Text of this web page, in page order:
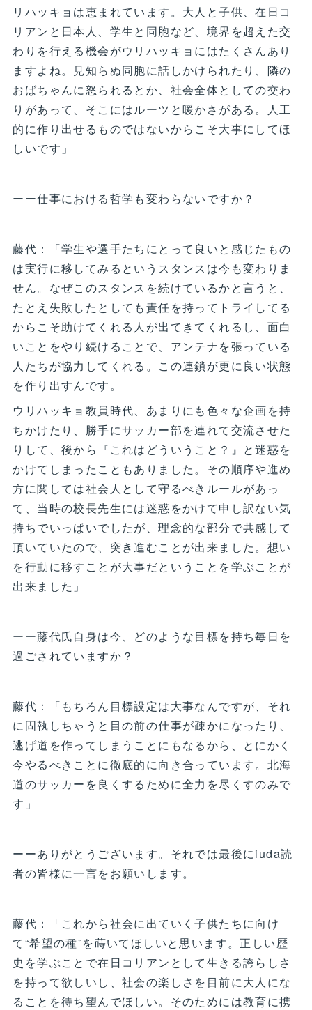
リハッキョは恵まれています。大人と子供、在日コ
リアンと日本人、学生と同胞など、境界を超えた交
わりを行える機会がウリハッキョにはたくさんあり
ますよね。見知らぬ同胞に話しかけられたり、隣の
おばちゃんに怒られるとか、社会全体としての交わ
りがあって、そこにはルーツと暖かさがある。人工
的に作り出せるものではないからこそ大事にしてほ
しいです」
ーー仕事における哲学も変わらないですか？
藤代：「学生や選手たちにとって良いと感じたもの
は実行に移してみるというスタンスは今も変わりま
せん。なぜこのスタンスを続けているかと言うと、
たとえ失敗したとしても責任を持ってトライしてる
からこそ助けてくれる人が出てきてくれるし、面白
いことをやり続けることで、アンテナを張っている
人たちが協力してくれる。この連鎖が更に良い状態
を作り出すんです。
ウリハッキョ教員時代、あまりにも色々な企画を持
ちかけたり、勝手にサッカー部を連れて交流させた
りして、後から『これはどういうこと？』と迷惑を
かけてしまったこともありました。その順序や進め
方に関しては社会人として守るべきルールがあっ
て、当時の校長先生には迷惑をかけて申し訳ない気
持ちでいっぱいでしたが、理念的な部分で共感して
頂いていたので、突き進むことが出来ました。想い
を行動に移すことが大事だということを学ぶことが
出来ました」
ーー藤代氏自身は今、どのような目標を持ち毎日を
過ごされていますか？
藤代：「もちろん目標設定は大事なんですが、それ
に固執しちゃうと目の前の仕事が疎かになったり、
逃げ道を作ってしまうことにもなるから、とにかく
今やるべきことに徹底的に向き合っています。北海
道のサッカーを良くするために全力を尽くすのみで
す」
ーーありがとうございます。それでは最後にiuda読
者の皆様に一言をお願いします。
藤代：「これから社会に出ていく子供たちに向け
て“希望の種”を蒔いてほしいと思います。正しい歴
史を学ぶことで在日コリアンとして生きる誇らしさ
を持って欲しいし、社会の楽しさを目前に大人にな
ることを待ち望んでほしい。そのためには教育に携